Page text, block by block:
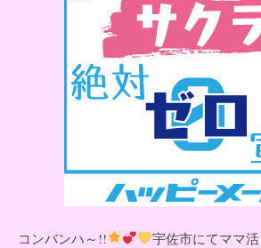
コンバンハ～!! 宇佐市にてママ活